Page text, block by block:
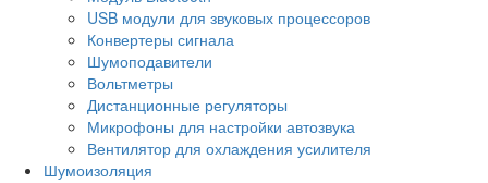
USB модули для звуковых процессоров
Конвертеры сигнала
Шумоподавители
Вольтметры
Дистанционные регуляторы
Микрофоны для настройки автозвука
Вентилятор для охлаждения усилителя
Шумоизоляция